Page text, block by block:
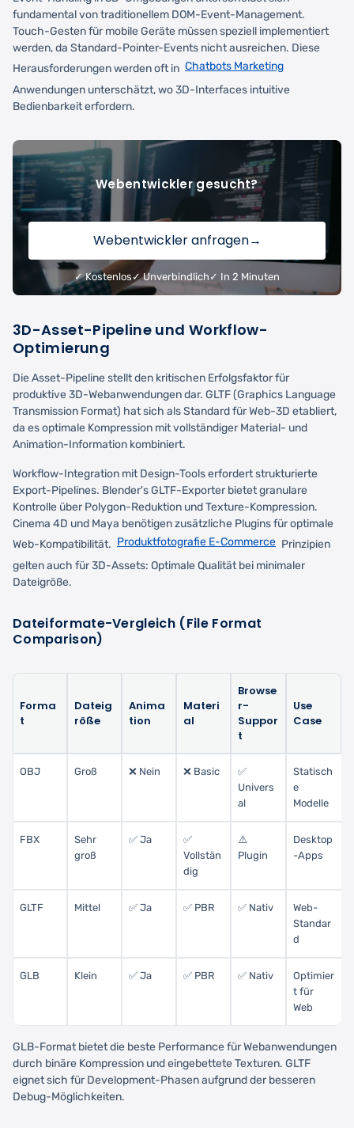
fundamental von traditionellem DOM-Event-Management.
Touch-Gesten für mobile Geräte müssen speziell implementiert
werden, da Standard-Pointer-Events nicht ausreichen. Diese
Herausforderungen werden oft in Chatbots Marketing
Anwendungen unterschätzt, wo 3D-Interfaces intuitive
Bedienbarkeit erfordern.
Webentwickler gesucht?
Webentwickler anfragen→
✓ Kostenlos ✓ Unverbindlich ✓ In 2 Minuten
3D-Asset-Pipeline und Workflow-
Optimierung
Die Asset-Pipeline stellt den kritischen Erfolgsfaktor für
produktive 3D-Webanwendungen dar. GLTF (Graphics Language
Transmission Format) hat sich als Standard für Web-3D etabliert,
da es optimale Kompression mit vollständiger Material- und
Animation-Information kombiniert.
Workflow-Integration mit Design-Tools erfordert strukturierte
Export-Pipelines. Blender's GLTF-Exporter bietet granulare
Kontrolle über Polygon-Reduktion und Texture-Kompression.
Cinema 4D und Maya benötigen zusätzliche Plugins für optimale
Web-Kompatibilität. Produktfotografie E-Commerce Prinzipien
gelten auch für 3D-Assets: Optimale Qualität bei minimaler
Dateigröße.
Dateiformate-Vergleich (File Format
Comparison)
Forma
t
Dateig
röße
Anima
tion
Materi
al
Browse
r-
Suppor
t
Use
Case
OBJ Groß ❌ Nein ❌ Basic
✅
Univers
al
Statisch
e
Modelle
FBX
Sehr
groß
✅ Ja
✅
Vollstän
dig
⚠️
Plugin
Desktop
-Apps
GLTF Mittel ✅ Ja ✅ PBR ✅ Nativ
Web-
Standar
d
GLB Klein ✅ Ja ✅ PBR ✅ Nativ
Optimier
t für
Web
GLB-Format bietet die beste Performance für Webanwendungen
durch binäre Kompression und eingebettete Texturen. GLTF
eignet sich für Development-Phasen aufgrund der besseren
Debug-Möglichkeiten.